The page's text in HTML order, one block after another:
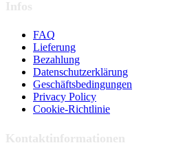
Infos
FAQ
Lieferung
Bezahlung
Datenschutzerklärung
Geschäftsbedingungen
Privacy Policy
Cookie-Richtlinie
Kontaktinformationen